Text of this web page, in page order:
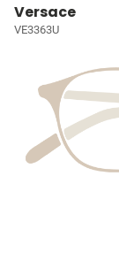
Versace
VE3363U